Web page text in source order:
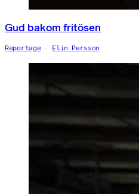
Gud bakom fritösen
Reportage Elin Persson